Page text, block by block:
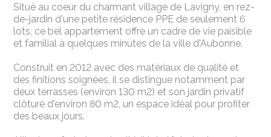
Situé au coeur du charmant village de Lavigny, en rez-
de-jardin d'une petite résidence PPE de seulement 6
lots, ce bel appartement offre un cadre de vie paisible
et familial à quelques minutes de la ville d'Aubonne.
Construit en 2012 avec des matériaux de qualité et
des finitions soignées, il se distingue notamment par
deux terrasses (environ 130 m2) et son jardin privatif
clôturé d'environ 80 m2, un espace idéal pour profiter
des beaux jours.